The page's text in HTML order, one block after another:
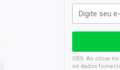
OBS: Ao clicar
os dados